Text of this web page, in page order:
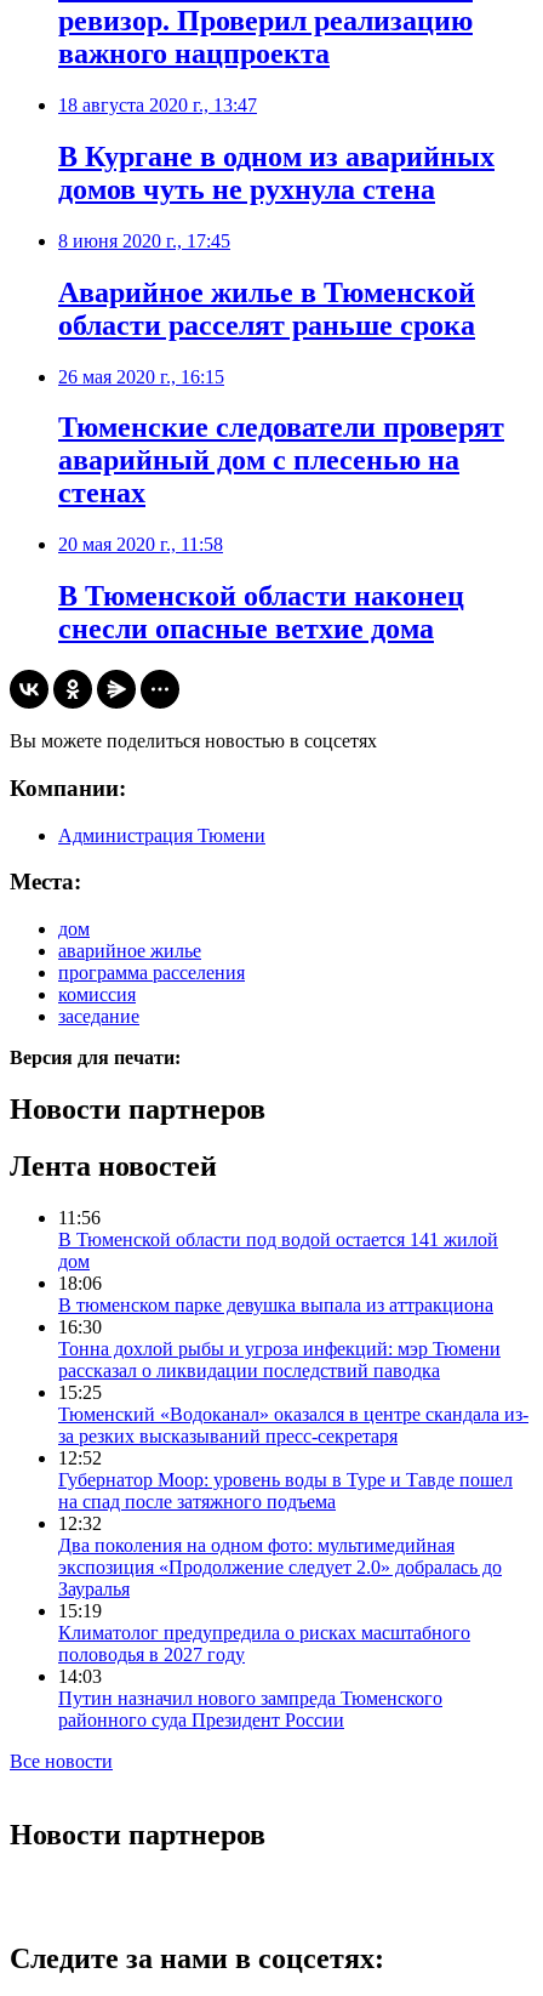
ревизор. Проверил реализацию
важного нацпроекта
18 августа 2020 г., 13:47
В Кургане в одном из аварийных
домов чуть не рухнула стена
8 июня 2020 г., 17:45
Аварийное жилье в Тюменской
области расселят раньше срока
26 мая 2020 г., 16:15
Тюменские следователи проверят
аварийный дом с плесенью на
стенах
20 мая 2020 г., 11:58
В Тюменской области наконец
снесли опасные ветхие дома
Вы можете поделиться новостью в соцсетях
Компании:
Администрация Тюмени
Места:
дом
аварийное жилье
программа расселения
комиссия
заседание
Версия для печати:
Новости партнеров
Лента новостей
11:56
В Тюменской области под водой остается 141 жилой
дом
18:06
В тюменском парке девушка выпала из аттракциона
16:30
Тонна дохлой рыбы и угроза инфекций: мэр Тюмени
рассказал о ликвидации последствий паводка
15:25
Тюменский «Водоканал» оказался в центре скандала из-
за резких высказываний пресс-секретаря
12:52
Губернатор Моор: уровень воды в Туре и Тавде пошел
на спад после затяжного подъема
12:32
Два поколения на одном фото: мультимедийная
экспозиция «Продолжение следует 2.0» добралась до
Зауралья
15:19
Климатолог предупредила о рисках масштабного
половодья в 2027 году
14:03
Путин назначил нового зампреда Тюменского
районного суда Президент России
Все новости
Новости партнеров
Следите за нами в соцсетях: